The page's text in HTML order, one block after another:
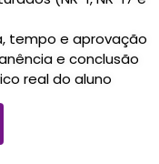
tempo e aprovação
e conclusão
real do aluno